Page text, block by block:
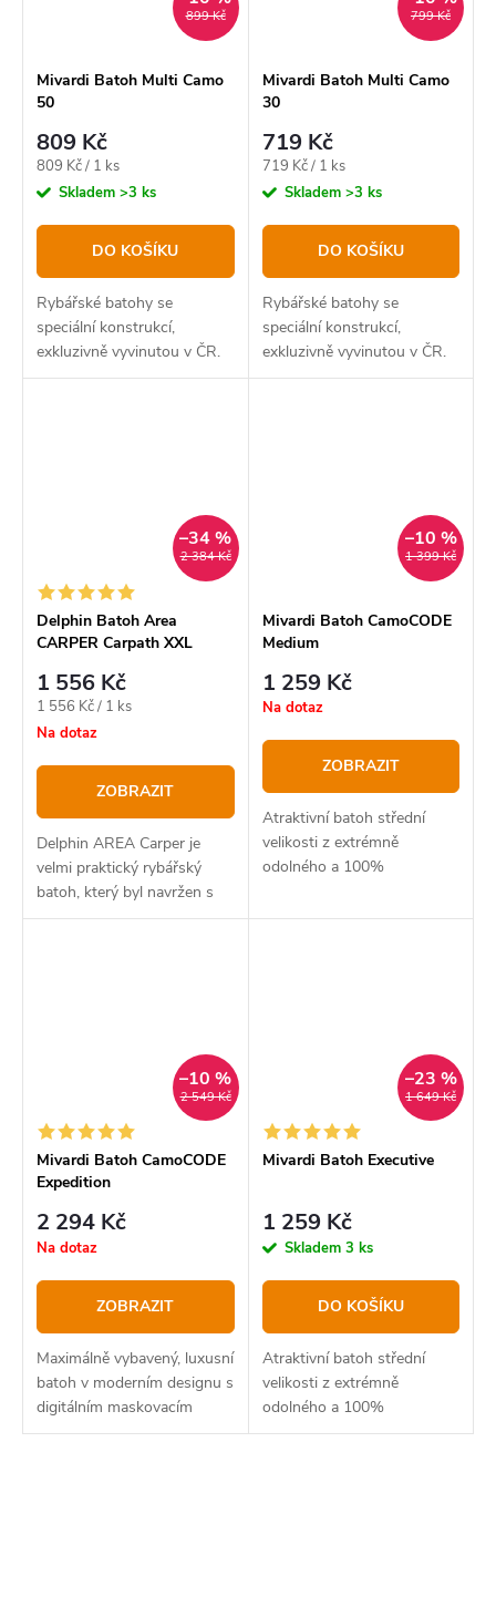
899 Kč
Mivardi Batoh Multi Camo
50
809 Kč
Měrná
cena:
809 Kč / 1 ks
Skladem >3 ks
DO KOŠÍKU
Rybářské batohy se
speciální konstrukcí,
exkluzivně vyvinutou v ČR.
Jsou vhodné pro přepravu
799 Kč
Mivardi Batoh Multi Camo
30
719 Kč
Měrná
cena:
719 Kč / 1 ks
Skladem >3 ks
DO KOŠÍKU
Rybářské batohy se
speciální konstrukcí,
exkluzivně vyvinutou v ČR.
Jsou vhodné pro přepravu
2 384 Kč
–34 %
Delphin Batoh Area
CARPER Carpath XXL
1 556 Kč
Měrná
cena:
1 556 Kč / 1 ks
Na dotaz
ZOBRAZIT
Delphin AREA Carper je
velmi praktický rybářský
batoh, který byl navržen s
ohledem na praktické využití
1 399 Kč
–10 %
Mivardi Batoh CamoCODE
Medium
1 259 Kč
Na dotaz
ZOBRAZIT
Atraktivní batoh střední
velikosti z extrémně
odolného a 100%
B-POL635D. Je vybaven
2 549 Kč
–10 %
Mivardi Batoh CamoCODE
Expedition
2 294 Kč
Na dotaz
ZOBRAZIT
Maximálně vybavený, luxusní
batoh v moderním designu s
digitálním maskovacím
vzorem. Hlavní komora s
1 649 Kč
–23 %
Mivardi Batoh Executive
1 259 Kč
Skladem 3 ks
DO KOŠÍKU
Atraktivní batoh střední
velikosti z extrémně
odolného a 100%
nepromokavého materiálu